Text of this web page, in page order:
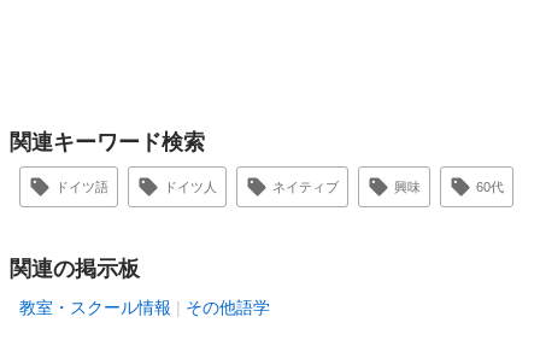
関連キーワード検索
ドイツ語 ドイツ人 ネイティブ 興味 60代
関連の掲示板
教室・スクール情報 その他語学